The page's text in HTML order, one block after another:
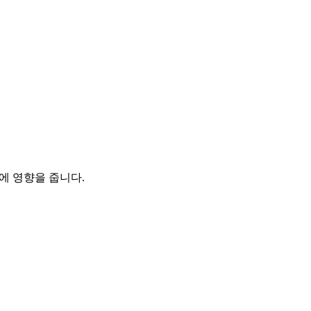
영향을 줍니다.